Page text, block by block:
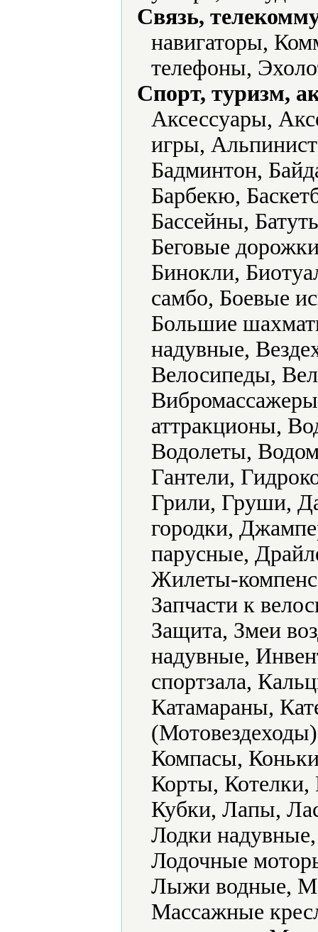
Связь,
навигаторы,
телефоны,
Спорт, туризм,
Аксессуары,
игры,
Бадминтон,
Барбекю,
Бассейны,
Беговые
Бинокли,
самбо, Боевые
Большие
надувные,
Велосипеды,
аттракционы,
Водолеты,
Гантели,
Грили, Груши,
городки,
парусные,
Жилеты-
Запчасти к
Защита, Змеи
надувные,
спортзала,
Катамараны,
Компасы,
Корты,
Кубки, Лапы,
Лодки
Лодочные
Лыжи водные,
Массажные